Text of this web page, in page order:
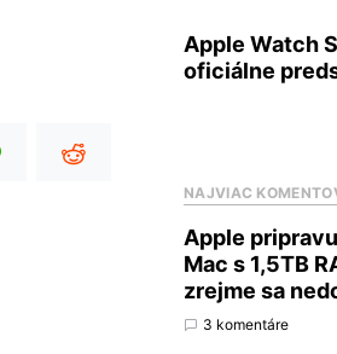
Apple Watch
oficiálne
NAJVIAC
Apple
Mac s 1,5TB
zrejme sa
3 komentáre